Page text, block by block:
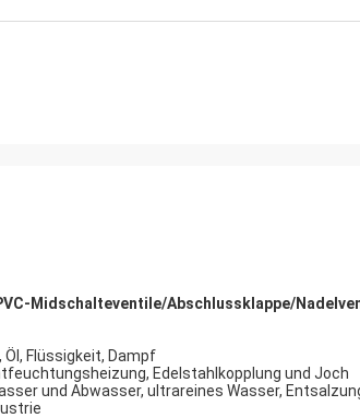
Midschalteventile/Abschlussklappe/
Öl, Flüssigkeit, Dampf
Edelstahlkopplung und Joch
und Abwasser, ultrareines Wasser,